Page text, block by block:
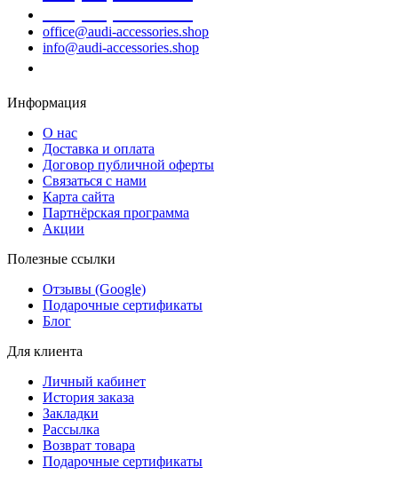
office@audi-accessories.shop
info@audi-accessories.shop
Информация
О нас
Доставка и оплата
Договор публичной оферты
Связаться с нами
Карта сайта
Партнёрская программа
Акции
Полезные ссылки
Отзывы (Google)
Подарочные сертификаты
Блог
Для клиента
Личный кабинет
История заказа
Закладки
Рассылка
Возврат товара
Подарочные сертификаты